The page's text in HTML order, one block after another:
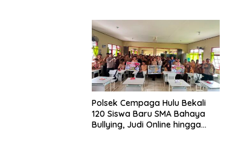
Polsek Cempaga Hulu Bekali
120 Siswa Baru SMA Bahaya
Bullying, Judi Online hingga